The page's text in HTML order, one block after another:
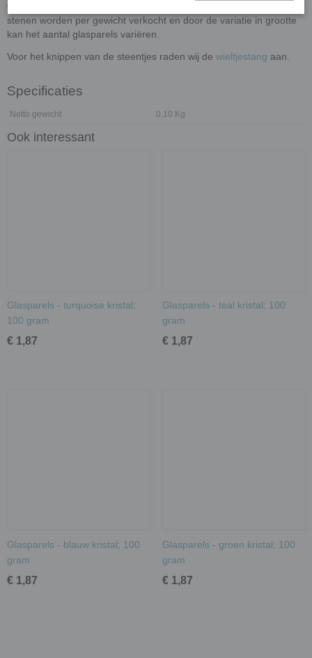
voor andere creatieve knutsel- en decoratieprojecten. Let op: de
stenen worden per gewicht verkocht en door de variatie in grootte
kan het aantal glasparels variëren.
Voor het knippen van de steentjes raden wij de wieltjestang aan.
Specificaties
Netto gewicht 0,10 Kg
Ook interessant
Glasparels - turquoise kristal;
100 gram
€ 1,87
Glasparels - teal kristal; 100
gram
€ 1,87
Glasparels - blauw kristal; 100
gram
€ 1,87
Glasparels - groen kristal; 100
gram
€ 1,87